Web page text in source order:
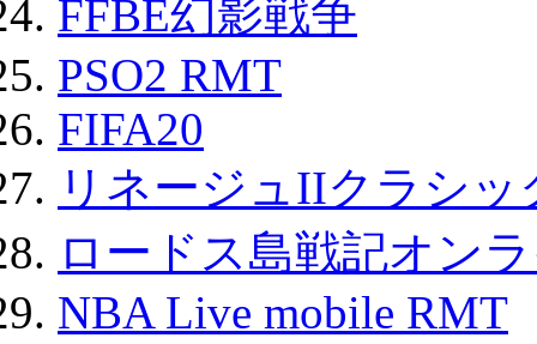
FFBE幻影戦争
PSO2 RMT
FIFA20
リネージュIIクラシ
ロードス島戦記オン
NBA Live mobile RMT